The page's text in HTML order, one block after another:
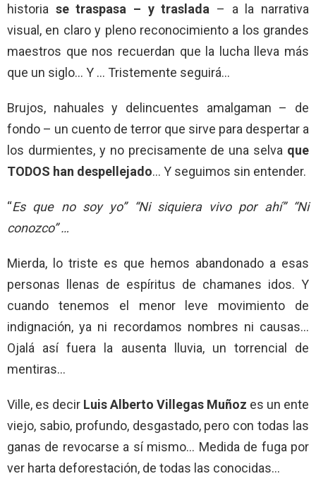
historia se traspasa – y traslada – a la narrativa
visual, en claro y pleno reconocimiento a los grandes
maestros que nos recuerdan que la lucha lleva más
que un siglo… Y … Tristemente seguirá…
Brujos, nahuales y delincuentes amalgaman – de
fondo – un cuento de terror que sirve para despertar a
los durmientes, y no precisamente de una selva que
TODOS han despellejado… Y seguimos sin entender.
“Es que no soy yo” “Ni siquiera vivo por ahí” “Ni
conozco” …
Mierda, lo triste es que hemos abandonado a esas
personas llenas de espíritus de chamanes idos. Y
cuando tenemos el menor leve movimiento de
indignación, ya ni recordamos nombres ni causas…
Ojalá así fuera la ausenta lluvia, un torrencial de
mentiras…
Ville, es decir Luis Alberto Villegas Muñoz es un ente
viejo, sabio, profundo, desgastado, pero con todas las
ganas de revocarse a sí mismo… Medida de fuga por
ver harta deforestación, de todas las conocidas…